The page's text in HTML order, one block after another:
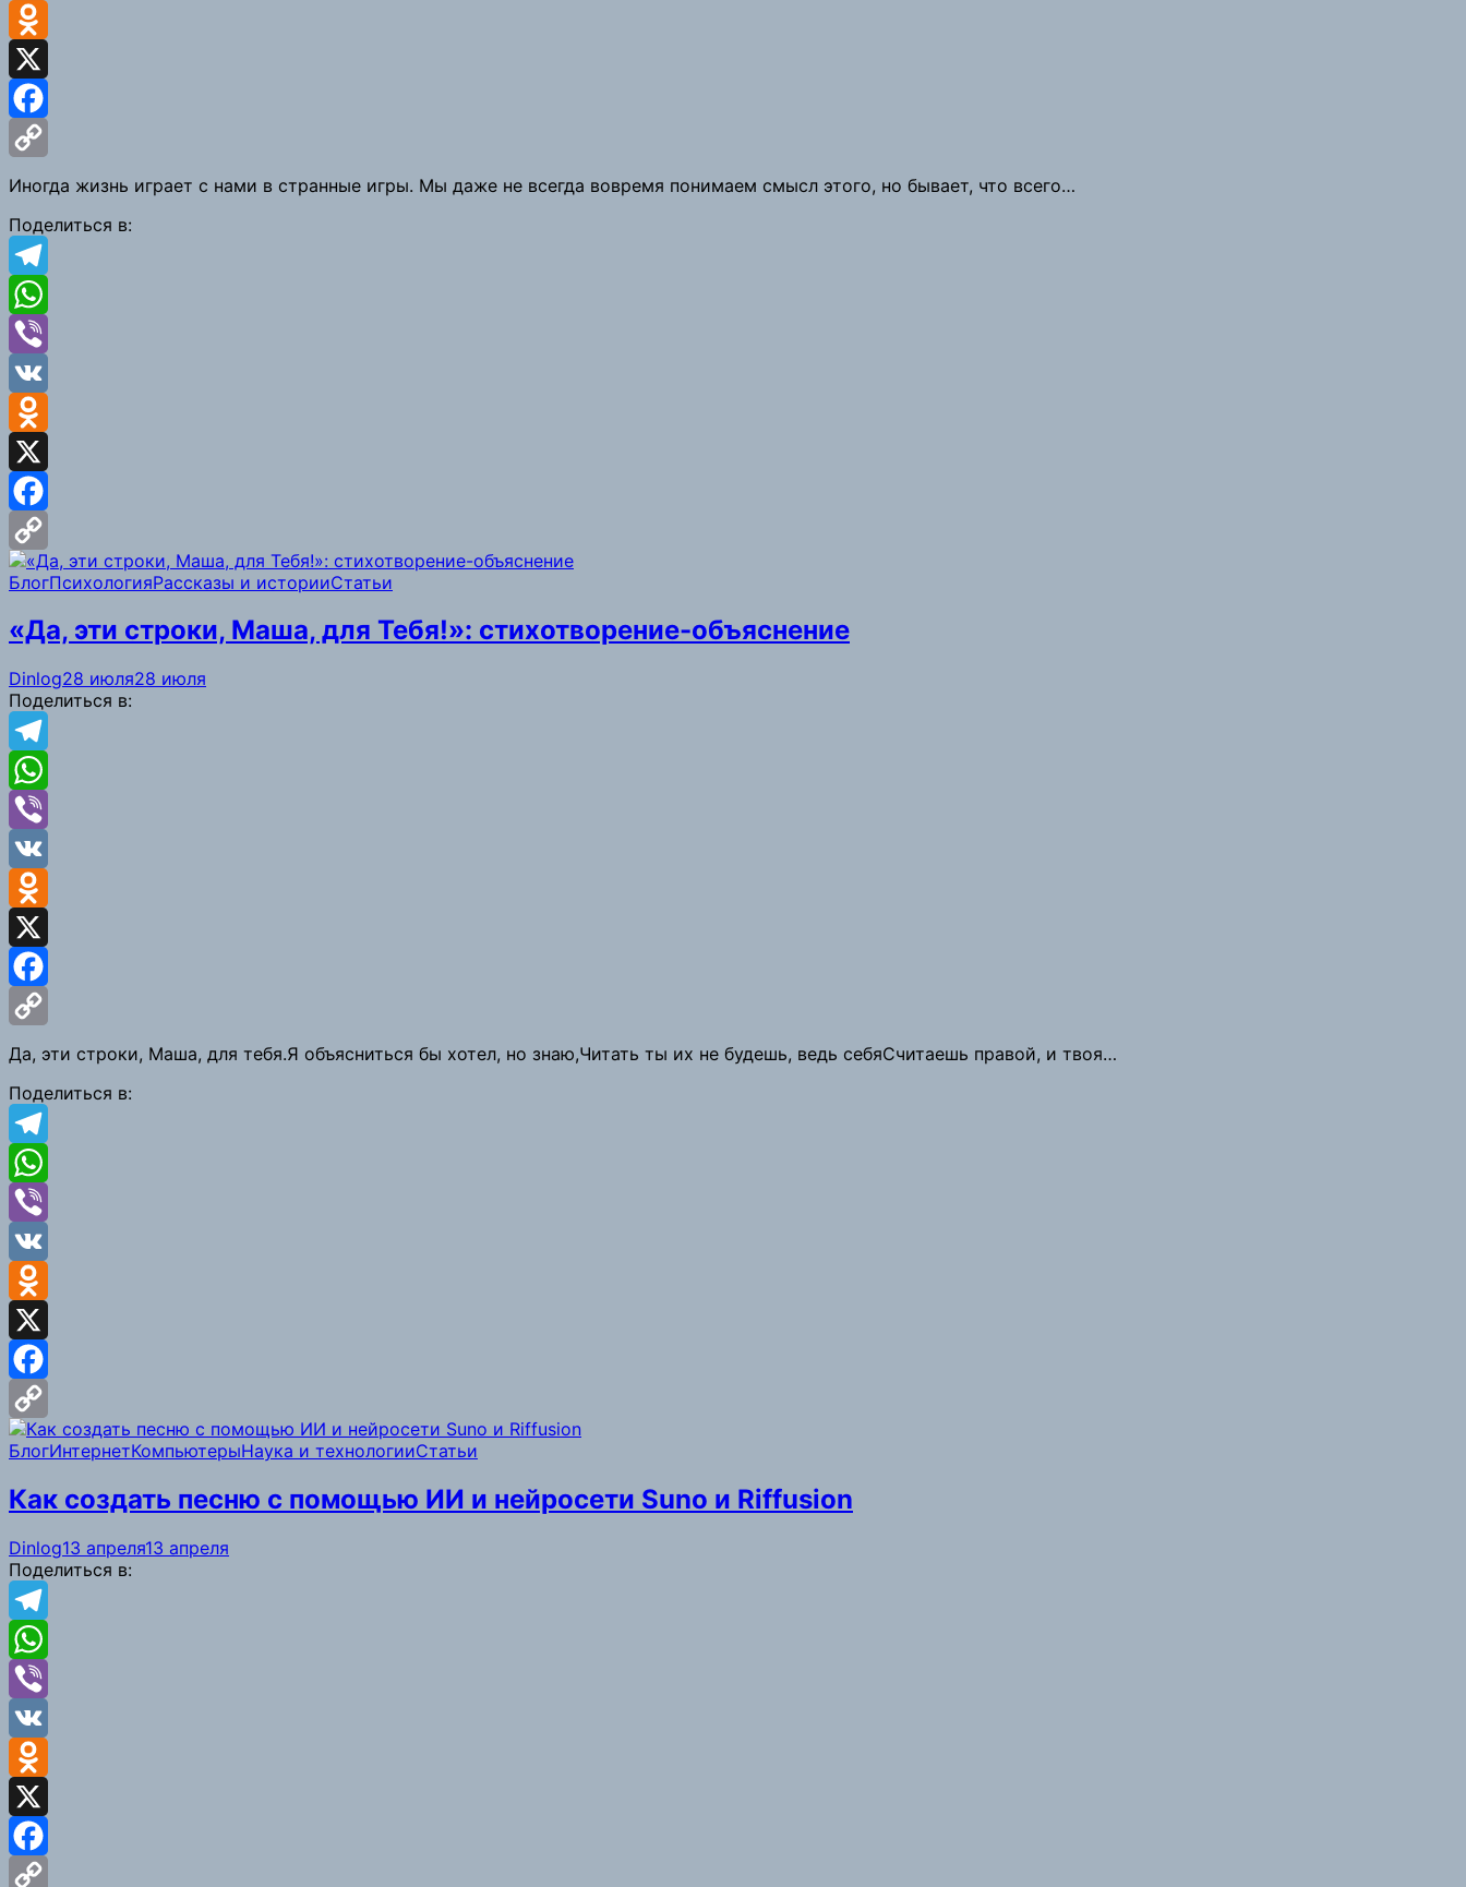
VK
Odnoklassniki
X
Facebook
Copy
Link
Иногда жизнь играет с нами в странные игры. Мы даже не всегда вовремя понимаем смысл этого, но бывает, что всего…
Поделиться в:
Telegram
WhatsApp
Viber
VK
Odnoklassniki
X
Facebook
Copy
БлогПсихологияРассказы и историиСтатьи
«Да, эти строки, Маша, для Тебя!»: стихотворение-объяснение
Dinlog28 июля28 июля
Поделиться в:
Telegram
WhatsApp
Viber
VK
Odnoklassniki
X
Facebook
Copy
Link
Да, эти строки, Маша, для тебя.Я объясниться бы хотел, но знаю,Читать ты их не будешь, ведь себяСчитаешь правой, и твоя…
Поделиться в:
Telegram
WhatsApp
Viber
VK
Odnoklassniki
X
Facebook
Copy
БлогИнтернетКомпьютерыНаука и технологииСтатьи
Как создать песню с помощью ИИ и нейросети Suno и Riffusion
Dinlog13 апреля13 апреля
Поделиться в:
Telegram
WhatsApp
Viber
VK
Odnoklassniki
X
Facebook